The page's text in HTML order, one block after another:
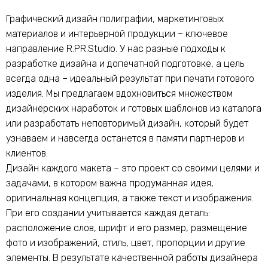
Графический дизайн полиграфии, маркетинговых
материалов и интерьерной продукции – ключевое
направление R.PR.Studio. У нас разные подходы к
разработке дизайна и допечатной подготовке, а цель
всегда одна – идеальный результат при печати готового
изделия. Мы предлагаем вдохновиться множеством
дизайнерских наработок и готовых шаблонов из каталога
или разработать неповторимый дизайн, который будет
узнаваем и навсегда останется в памяти партнеров и
клиентов.
Дизайн каждого макета – это проект со своими целями и
задачами, в котором важна продуманная идея,
оригинальная концепция, а также текст и изображения.
При его создании учитывается каждая деталь:
расположение слов, шрифт и его размер, размещение
фото и изображений, стиль, цвет, пропорции и другие
элементы. В результате качественной работы дизайнера